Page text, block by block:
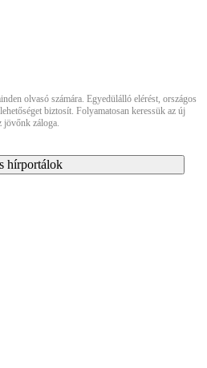
olvasó számára. Egyedülálló elérést, országos
biztosít. Folyamatosan keressük az új
jövőnk záloga.
hírportálok